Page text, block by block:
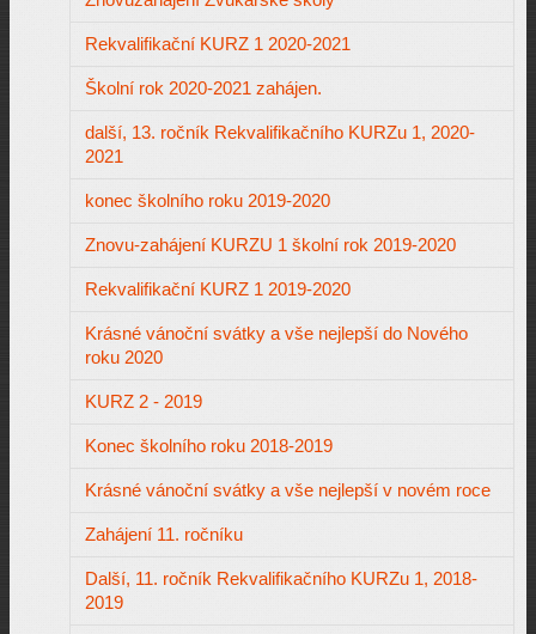
Rekvalifikační KURZ 1 2020-2021
Školní rok 2020-2021 zahájen.
další, 13. ročník Rekvalifikačního KURZu 1, 2020-
2021
konec školního roku 2019-2020
Znovu-zahájení KURZU 1 školní rok 2019-2020
Rekvalifikační KURZ 1 2019-2020
Krásné vánoční svátky a vše nejlepší do Nového
roku 2020
KURZ 2 - 2019
Konec školního roku 2018-2019
Krásné vánoční svátky a vše nejlepší v novém roce
Zahájení 11. ročníku
Další, 11. ročník Rekvalifikačního KURZu 1, 2018-
2019